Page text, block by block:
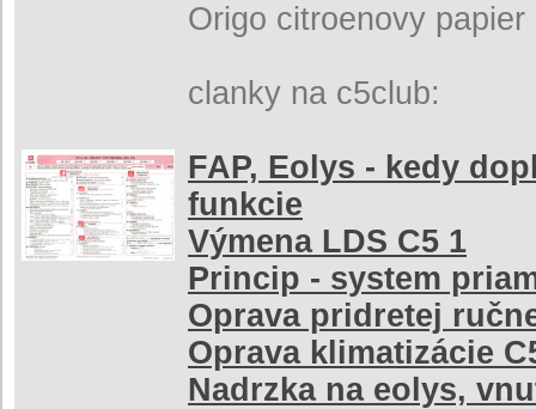
Origo citroenovy
clanky na c5club:
FAP, Eolys - kedy
funkcie
Výmena LDS C5 1
Princip - system
Oprava pridretej
Oprava klimatizácie
Nadrzka na eolys,